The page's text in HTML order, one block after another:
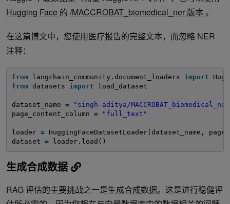
Hugging Face 的 /MACCROBAT_biomedical_ner 版本 。
在这篇博文中，您使用医疗报告的完整文本，而忽略 NER
注释：
from langchain_community.document_loaders import
from
datasets import load_dataset
dataset_name =
"singh-aditya/
page_content_column = "full_text"
loader =
HuggingFaceDatasetLoader(dataset_name,
dataset = loader.load()
生成合成数据
RAG 评估的主要挑战之一是生成合成数据。这是进行稳健评